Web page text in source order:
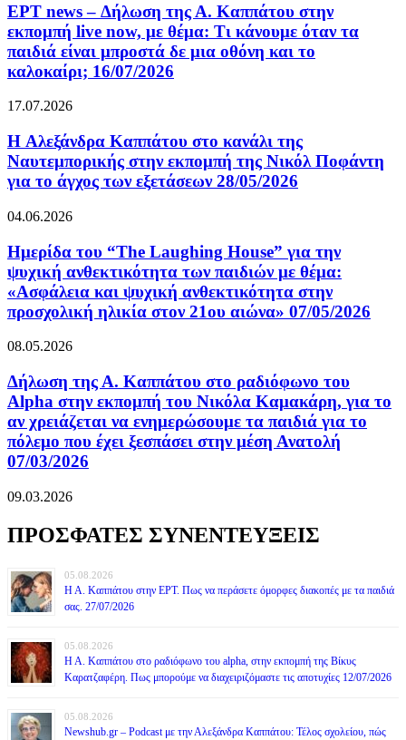
ΕΡΤ news – Δήλωση της Α. Καππάτου στην
εκπομπή live now, με θέμα: Τι κάνουμε όταν τα
παιδιά είναι μπροστά δε μια οθόνη και το
καλοκαίρι; 16/07/2026
17.07.2026
H Αλεξάνδρα Καππάτου στο κανάλι της
Ναυτεμπορικής στην εκπομπή της Νικόλ Ποφάντη
για το άγχος των εξετάσεων 28/05/2026
04.06.2026
Ημερίδα του “The Laughing House” για την
ψυχική ανθεκτικότητα των παιδιών με θέμα:
«Ασφάλεια και ψυχική ανθεκτικότητα στην
προσχολική ηλικία στον 21ου αιώνα» 07/05/2026
08.05.2026
Δήλωση της Α. Καππάτου στο ραδιόφωνο του
Alpha στην εκπομπή του Νικόλα Καμακάρη, για το
αν χρειάζεται να ενημερώσουμε τα παιδιά για το
πόλεμο που έχει ξεσπάσει στην μέση Ανατολή
07/03/2026
09.03.2026
ΠΡΟΣΦΑΤΕΣ ΣΥΝΕΝΤΕΥΞΕΙΣ
05.08.2026
Η Α. Καππάτου στην ΕΡΤ. Πως να περάσετε όμορφες διακοπές με τα παιδιά
σας. 27/07/2026
05.08.2026
Η Α. Καππάτου στο ραδιόφωνο του alpha, στην εκπομπή της Βίκυς
Καρατζαφέρη. Πως μπορούμε να διαχειριζόμαστε τις αποτυχίες 12/07/2026
05.08.2026
Newshub.gr – Podcast με την Αλεξάνδρα Καππάτου: Τέλος σχολείου, πώς